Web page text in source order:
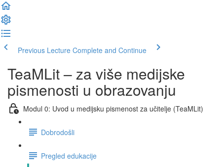
Previous Lecture Complete and Continue
TeaMLit – za više medijske
pismenosti u obrazovanju
Modul 0: Uvod u medijsku pismenost za učitelje (TeaMLit)
Dobrodošli
Pregled edukacije